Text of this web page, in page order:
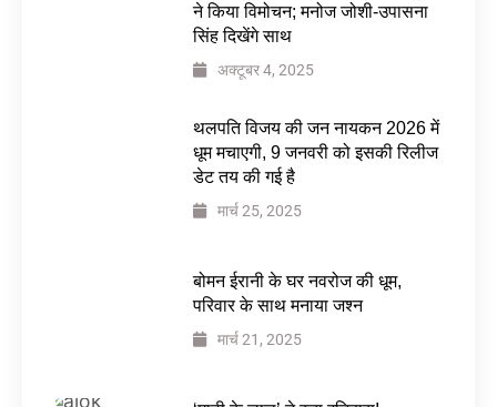
ने किया विमोचन; मनोज जोशी-उपासना
सिंह दिखेंगे साथ
अक्टूबर 4, 2025
थलपति विजय की जन नायकन 2026 में
धूम मचाएगी, 9 जनवरी को इसकी रिलीज
डेट तय की गई है
मार्च 25, 2025
बोमन ईरानी के घर नवरोज की धूम,
परिवार के साथ मनाया जश्न
मार्च 21, 2025